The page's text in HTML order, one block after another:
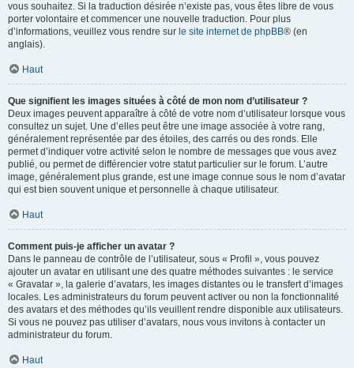
vous souhaitez. Si la traduction désirée n’existe pas, vous êtes libre de vous
porter volontaire et commencer une nouvelle traduction. Pour plus
d’informations, veuillez vous rendre sur le site internet de phpBB® (en
anglais).
Haut
Que signifient les images situées à côté de mon nom d’utilisateur ?
Deux images peuvent apparaître à côté de votre nom d’utilisateur lorsque vous
consultez un sujet. Une d’elles peut être une image associée à votre rang,
généralement représentée par des étoiles, des carrés ou des ronds. Elle
permet d’indiquer votre activité selon le nombre de messages que vous avez
publié, ou permet de différencier votre statut particulier sur le forum. L’autre
image, généralement plus grande, est une image connue sous le nom d’avatar
qui est bien souvent unique et personnelle à chaque utilisateur.
Haut
Comment puis-je afficher un avatar ?
Dans le panneau de contrôle de l’utilisateur, sous « Profil », vous pouvez
ajouter un avatar en utilisant une des quatre méthodes suivantes : le service
« Gravatar », la galerie d’avatars, les images distantes ou le transfert d’images
locales. Les administrateurs du forum peuvent activer ou non la fonctionnalité
des avatars et des méthodes qu’ils veuillent rendre disponible aux utilisateurs.
Si vous ne pouvez pas utiliser d’avatars, nous vous invitons à contacter un
administrateur du forum.
Haut